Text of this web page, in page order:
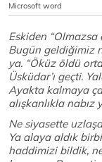
Microsoft word
Eskiden “Olmazsa
Bugün geldiğimiz
ya. “Öküz öldü
Üsküdar’ı geçti.
Ayakta kalmaya
alışkanlıkla nabız
Ne siyasette
Ya alaya aldık
haddimizi bildik, ne